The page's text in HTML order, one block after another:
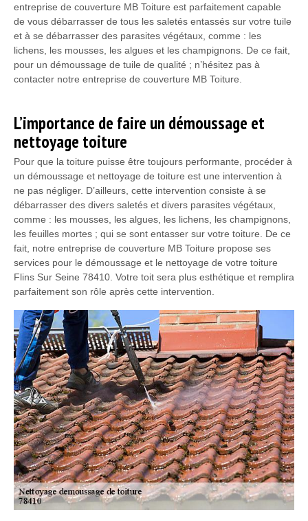
entreprise de couverture MB Toiture est parfaitement capable
de vous débarrasser de tous les saletés entassés sur votre tuile
et à se débarrasser des parasites végétaux, comme : les
lichens, les mousses, les algues et les champignons. De ce fait,
pour un démoussage de tuile de qualité ; n’hésitez pas à
contacter notre entreprise de couverture MB Toiture.
L’importance de faire un démoussage et
nettoyage toiture
Pour que la toiture puisse être toujours performante, procéder à
un démoussage et nettoyage de toiture est une intervention à
ne pas négliger. D’ailleurs, cette intervention consiste à se
débarrasser des divers saletés et divers parasites végétaux,
comme : les mousses, les algues, les lichens, les champignons,
les feuilles mortes ; qui se sont entasser sur votre toiture. De ce
fait, notre entreprise de couverture MB Toiture propose ses
services pour le démoussage et le nettoyage de votre toiture
Flins Sur Seine 78410. Votre toit sera plus esthétique et remplira
parfaitement son rôle après cette intervention.